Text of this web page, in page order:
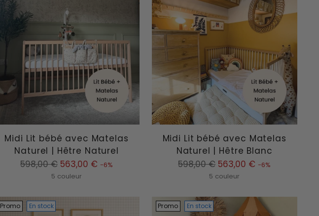
Midi Lit bébé avec Matelas
Naturel | Hêtre Naturel
Prix
598,00 € 563,00 € -6%
5 couleur
Midi Lit bébé avec Matelas
Naturel | Hêtre Blanc
Prix
598,00 € 563,00 € -6%
5 couleur
Promo En stock Promo En stock